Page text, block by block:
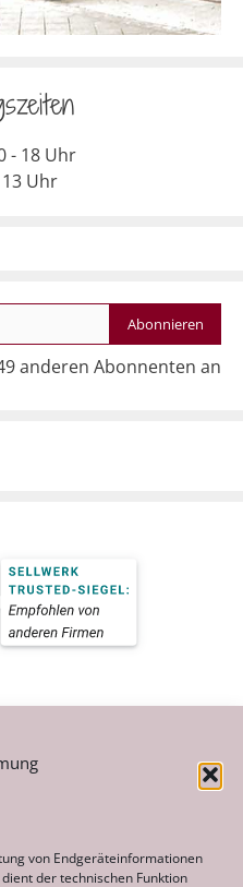
von Endgeräteinformationen
der technischen Funktion
- 18 Uhr
13 Uhr
Abonnieren
anderen Abonnenten an